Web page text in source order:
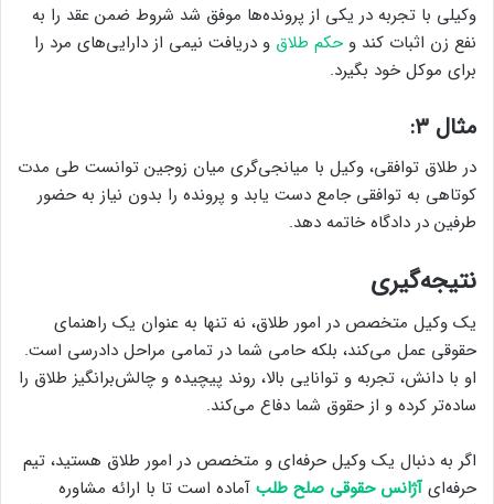
وکیلی با تجربه در یکی از پرونده‌ها موفق شد شروط ضمن عقد را به
نفع زن اثبات کند وحکم طلاق و دریافت نیمی از دارایی‌های مرد را
برای موکل خود بگیرد.
مثال ۳:
در طلاق توافقی، وکیل با میانجی‌گری میان زوجین توانست طی مدت
کوتاهی به توافقی جامع دست یابد و پرونده را بدون نیاز به حضور
طرفین در دادگاه خاتمه دهد.
نتیجه‌گیری
یک وکیل متخصص در امور طلاق، نه تنها به عنوان یک راهنمای
حقوقی عمل می‌کند، بلکه حامی شما در تمامی مراحل دادرسی است.
او با دانش، تجربه و توانایی بالا، روند پیچیده و چالش‌برانگیز طلاق را
ساده‌تر کرده و از حقوق شما دفاع می‌کند.
اگر به دنبال یک وکیل حرفه‌ای و متخصص در امور طلاق هستید، تیم
حرفه‌ایآژانس حقوقی صلح طلب آماده است تا با ارائه مشاوره